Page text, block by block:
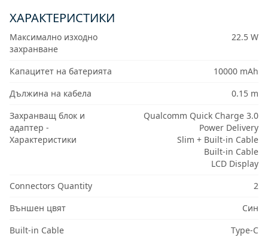
ХАРАКТЕРИСТИКИ
Максимално изходно
захранване
22.5 W
Капацитет на батерията
10000 mAh
Дължина на кабела
0.15 m
Захранващ блок и
адаптер -
Характеристики
Qualcomm Quick Charge 3.0
Power Delivery
Slim + Built-in Cable
Built-in Cable
LCD Display
Connectors Quantity
2
Външен цвят
Син
Built-in Cable
Type-C